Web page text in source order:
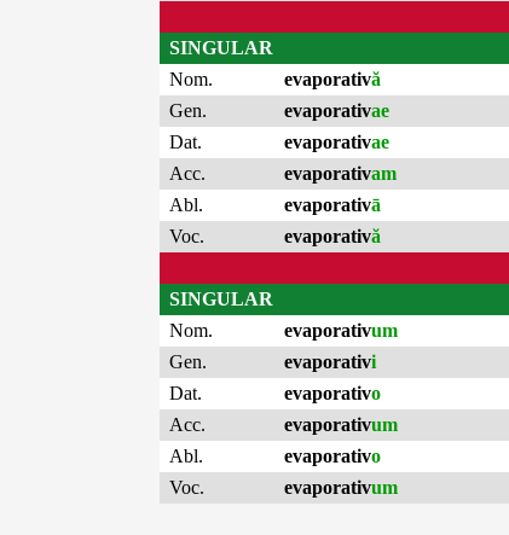
SINGULAR
Nom.
evaporativă
Gen.
evaporativae
Dat.
evaporativae
Acc.
evaporativam
Abl.
evaporativā
Voc.
evaporativă
SINGULAR
Nom.
evaporativum
Gen.
evaporativi
Dat.
evaporativo
Acc.
evaporativum
Abl.
evaporativo
Voc.
evaporativum